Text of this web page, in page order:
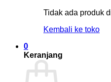
Tidak ada produk
Kembali ke toko
0
Keranjang